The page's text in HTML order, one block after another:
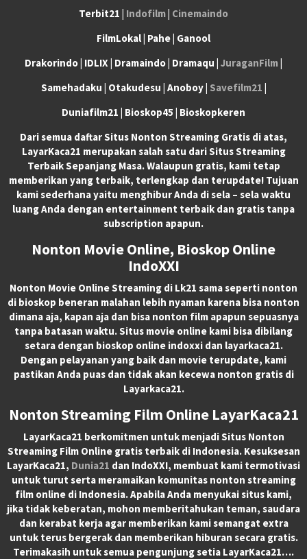
Terbit21 | Indofilm| Cinemaindo
FilmLokal | Pahe | Ganool
Drakorindo | IDLIX | Dramaindo | Dramaqu | JuraganFilm|
Samehadaku | Otakudesu | Anoboy | Savefilm21 |
Duniafilm21 | Bioskop45 | Bioskopkeren
Dari semua daftar Situs Nonton Streaming Gratis di atas,
LayarKaca21 merupakan salah satu dari Situs Streaming
Terbaik Sepanjang Masa. Walaupun gratis, kami tetap
memberikan yang terbaik, terlengkap dan terupdate! Tujuan
kami sederhana yaitu menghibur Anda di sela – sela waktu
luang Anda dengan entertainment terbaik dan gratis tanpa
subscription apapun.
Nonton Movie Online, Bioskop Online
IndoXXI
Nonton Movie Online Streaming di Lk21 sama seperti nonton
di bioskop beneran malahan lebih nyaman karena bisa nonton
dimana aja, kapan aja dan bisa nonton film apapun sepuasnya
tanpa batasan waktu. Situs movie online kami bisa dibilang
setara dengan bioskop online indoxxi dan layarkaca21.
Dengan pelayanan yang baik dan movie terupdate, kami
pastikan Anda puas dan tidak akan kecewa nonton gratis di
Layarkaca21.
Nonton Streaming Film Online LayarKaca21
LayarKaca21 berkomitmen untuk menjadi Situs Nonton
Streaming Film Online gratis terbaik di Indonesia. Kesuksesan
LayarKaca21, Dunia21 dan IndoXXI, membuat kami termotivasi
untuk turut serta meramaikan komunitas nonton streaming
film online di Indonesia. Apabila Anda menyukai situs kami,
jika tidak keberatan, mohon memberitahukan teman, saudara
dan kerabat kerja agar memberikan kami semangat extra
untuk terus bergerak dan memberikan hiburan secara gratis.
Terimakasih untuk semua pengunjung setia LayarKaca21….